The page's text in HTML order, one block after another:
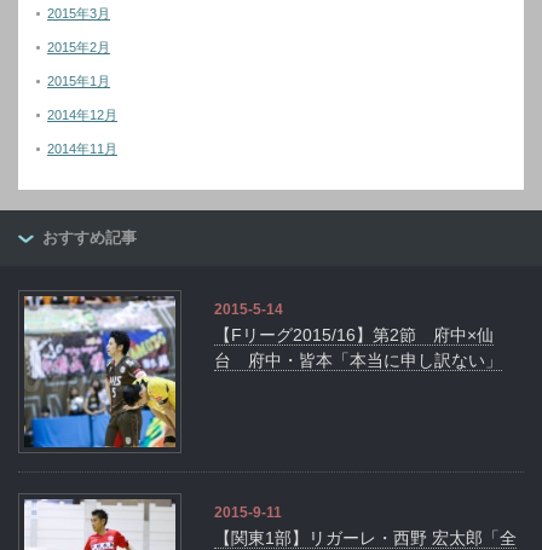
2015年3月
2015年2月
2015年1月
2014年12月
2014年11月
おすすめ記事
2015-5-14
【Fリーグ2015/16】第2節 府中×仙
台 府中・皆本「本当に申し訳ない」
2015-9-11
【関東1部】リガーレ・西野 宏太郎「全